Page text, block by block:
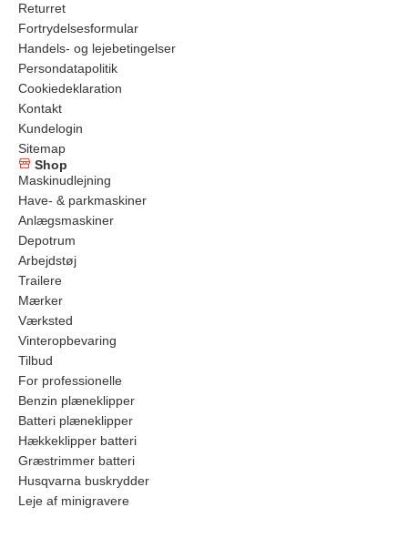
Returret
Fortrydelsesformular
Handels- og lejebetingelser
Persondatapolitik
Cookiedeklaration
Kontakt
Kundelogin
Sitemap
Shop
Maskinudlejning
Have- & parkmaskiner
Anlægsmaskiner
Depotrum
Arbejdstøj
Trailere
Mærker
Værksted
Vinteropbevaring
Tilbud
For professionelle
Benzin plæneklipper
Batteri plæneklipper
Hækkeklipper batteri
Græstrimmer batteri
Husqvarna buskrydder
Leje af minigravere